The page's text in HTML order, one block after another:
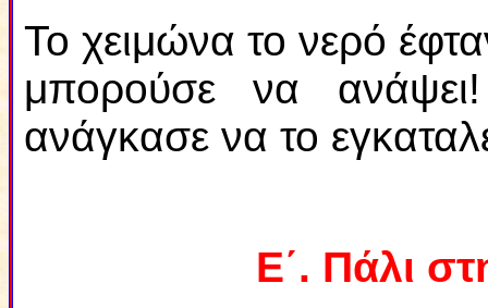
Το χειμώνα το νερό
μπορούσε να
ανάγκασε να το
Ε΄. Πάλι